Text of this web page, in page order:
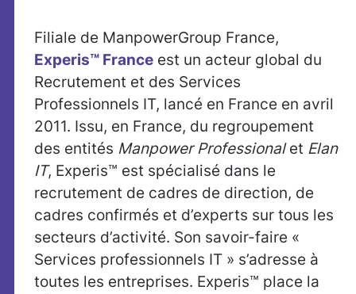
Filiale de ManpowerGroup France,
Experis™ France est un acteur global du
Recrutement et des Services
Professionnels IT, lancé en France en avril
2011. Issu, en France, du regroupement
des entités Manpower Professionalet Elan
IT, Experis™ est spécialisé dans le
recrutement de cadres de direction, de
cadres confirmés et d’experts sur tous les
secteurs d’activité. Son savoir-faire «
Services professionnels IT » s’adresse à
toutes les entreprises. Experis™ place la